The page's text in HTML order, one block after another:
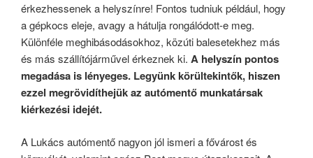
érkezhessenek a helyszínre! Fontos tudniuk például, hogy
a gépkocs eleje, avagy a hátulja rongálódott-e meg.
Különféle meghibásodásokhoz, közúti balesetekhez más
és más szállítójárművel érkeznek ki. A helyszín pontos
megadása is lényeges. Legyünk körültekintők, hiszen
ezzel megrövidíthejük az autómentő munkatársak
kiérkezési idejét.
A Lukács autómentő nagyon jól ismeri a fővárost és